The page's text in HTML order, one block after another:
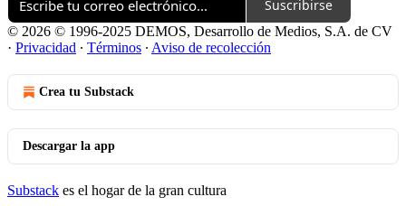
Suscribirse
© 2026 © 1996-2025 DEMOS, Desarrollo de Medios, S.A. de CV
· Privacidad ∙ Términos ∙ Aviso de recolección
Crea tu Substack
Descargar la app
Substack es el hogar de la gran cultura